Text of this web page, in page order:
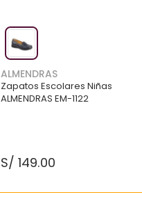
ALMENDRAS
Zapatos Escolares Niñas
ALMENDRAS EM-1122
S/ 149.00